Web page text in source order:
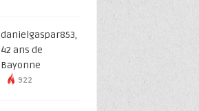
danielgaspar853,
42 ans de
Bayonne
922